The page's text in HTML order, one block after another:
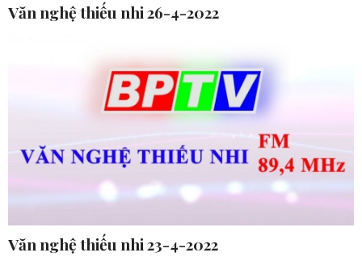
Văn nghệ thiếu nhi 26-4-2022
Văn nghệ thiếu nhi 23-4-2022